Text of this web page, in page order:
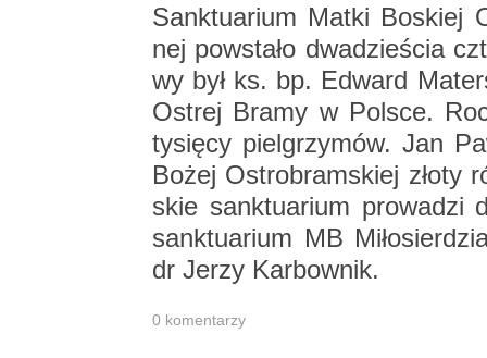
Sank­tu­arium Matki Bo­skiej
nej po­wsta­ło dwa­dzie­ścia
wy był ks. bp. Edward
Ostrej Bramy w Pol­sce.
ty­się­cy piel­grzy­mów. Jan
Bożej Ostro­bram­skiej
skie sank­tu­arium pro­wa­dzi
sank­tu­arium MB
dr Jerzy Kar­bow­nik.
0 ko­men­ta­rzy